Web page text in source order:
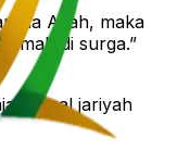
Allah, maka
di surga.”
amal jariyah